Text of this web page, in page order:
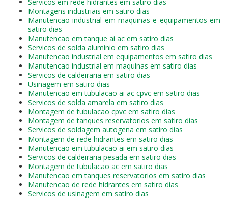
Montagens industriais em satiro dias
Manutencao industrial em maquinas e equipamentos em
satiro dias
Manutencao em tanque ai ac em satiro dias
Servicos de solda aluminio em satiro dias
Manutencao industrial em equipamentos em satiro dias
Manutencao industrial em maquinas em satiro dias
Servicos de caldeiraria em satiro dias
Usinagem em satiro dias
Manutencao em tubulacao ai ac cpvc em satiro dias
Servicos de solda amarela em satiro dias
Montagem de tubulacao cpvc em satiro dias
Montagem de tanques reservatorios em satiro dias
Servicos de soldagem autogena em satiro dias
Montagem de rede hidrantes em satiro dias
Manutencao em tubulacao ai em satiro dias
Servicos de caldeiraria pesada em satiro dias
Montagem de tubulacao ac em satiro dias
Manutencao em tanques reservatorios em satiro dias
Manutencao de rede hidrantes em satiro dias
Servicos de usinagem em satiro dias